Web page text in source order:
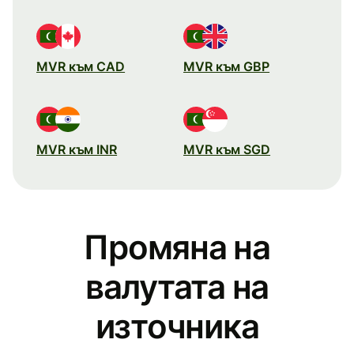
MVR към CAD MVR към GBP
MVR към INR MVR към SGD
Промяна на
валутата на
източника